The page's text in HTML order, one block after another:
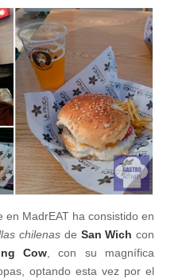
en MadrEAT ha consistido en
chilenas de San Wich con
Cow, con su magnífica
optando esta vez por el